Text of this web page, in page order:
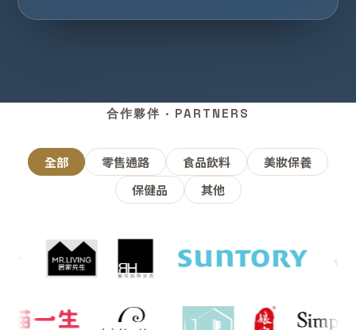
合作夥伴 · PARTNERS
全部 零售通路 食品飲料
美妝保養
保健品
其他